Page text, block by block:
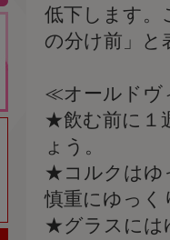
低下します。
の分け前」と
≪オールドヴ
★飲む前に１
ょう。
★コルクはゆ
慎重にゆっく
★グラスには